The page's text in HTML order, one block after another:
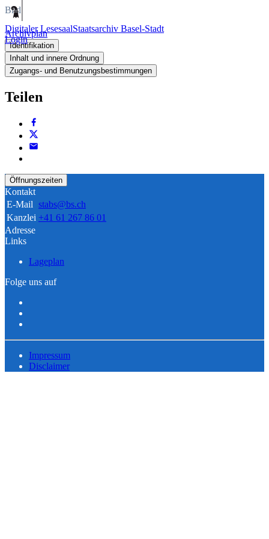
Digitaler LesesaalStaatsarchiv Basel-Stadt
Login
Bild
Archivplan
Identifikation
Inhalt und innere Ordnung
Zugangs- und Benutzungsbestimmungen
Teilen
Öffnungszeiten
Kontakt
E-Mail stabs@bs.ch
Kanzlei +41 61 267 86 01
Adresse
Links
Lageplan
Folge uns auf
Impressum
Disclaimer